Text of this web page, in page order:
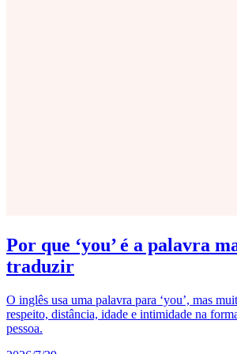
Por que ‘you’ é a palavra
traduzir
O inglês usa uma palavra para ‘you’, mas
respeito, distância, idade e intimidade na
pessoa.